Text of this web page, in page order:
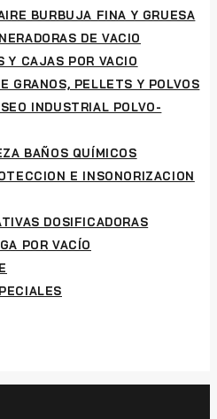
BURBUJA FINA Y GRUESA
DE VACIO
Y CAJAS POR VACIO
GRANOS, PELLETS Y POLVOS
INDUSTRIAL POLVO-
BAÑOS QUÍMICOS
E INSONORIZACION
DOSIFICADORAS
POR VACÍO